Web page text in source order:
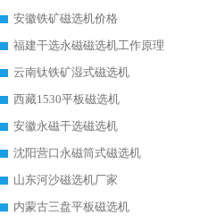
安徽铁矿磁选机价格
福建干选永磁磁选机工作原理
云南钛铁矿湿式磁选机
西藏1530平板磁选机
安徽永磁干选磁选机
沈阳营口永磁筒式磁选机
山东河沙磁选机厂家
内蒙古三盘平板磁选机